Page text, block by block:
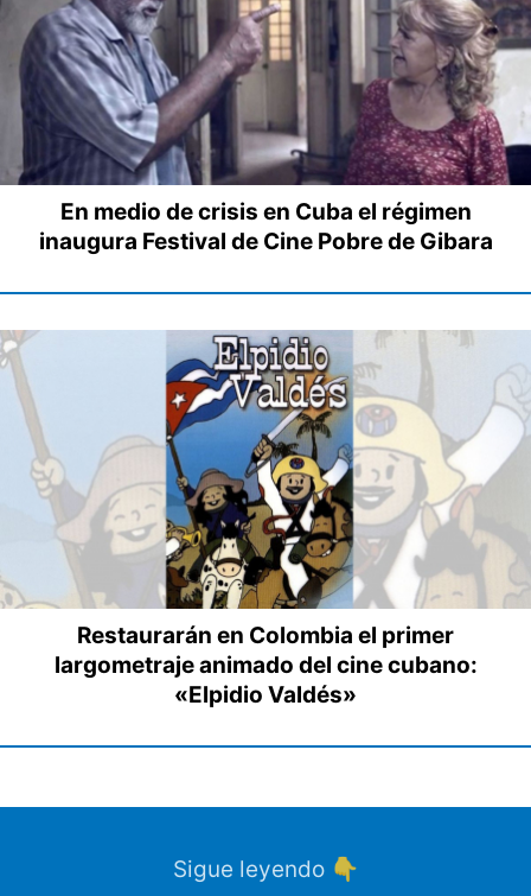
En medio de crisis en Cuba el régimen
inaugura Festival de Cine Pobre de Gibara
Restaurarán en Colombia el primer
largometraje animado del cine cubano:
«Elpidio Valdés»
Sigue leyendo 👇